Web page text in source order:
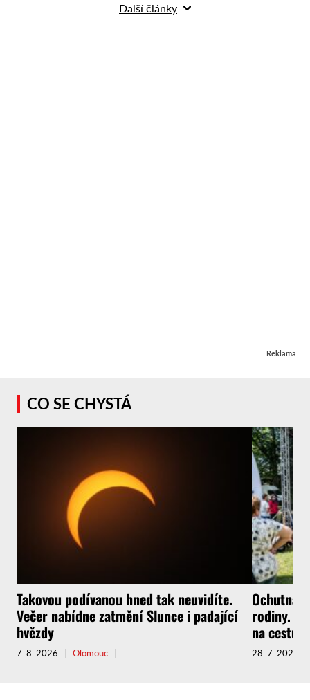
Další články
Reklama
CO SE CHYSTÁ
Takovou podívanou hned tak neuvidíte.
Večer nabídne zatmění Slunce i padající
hvězdy
7. 8. 2026 Olomouc
rodiny.
na cestu.
28. 7. 2026